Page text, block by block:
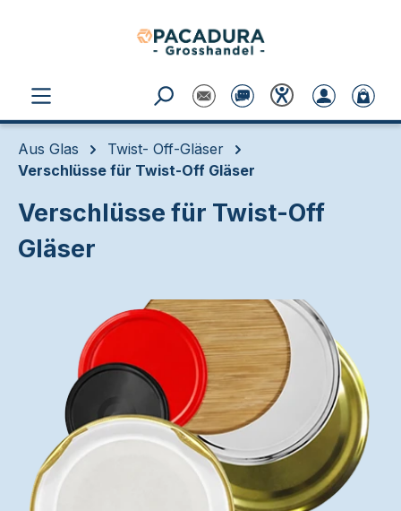
Aus Glas
Twist- Off-Gläser
Verschlüsse für Twist-Off Gläser
Verschlüsse für Twist-Off
Gläser